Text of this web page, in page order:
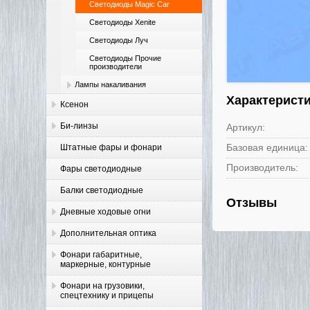
Светодиоды Magic Car
Светодиоды Xenite
Светодиоды Луч
Светодиоды Прочие
производители
Лампы накаливания
Ксенон
Би-линзы
Штатные фары и фонари
Фары светодиодные
Балки светодиодные
Дневные ходовые огни
Дополнительная оптика
Фонари габаритные,
маркерные, контурные
Фонари на грузовики,
спецтехнику и прицепы
Артикул:
Базовая единица:
Производитель:
Отзывы